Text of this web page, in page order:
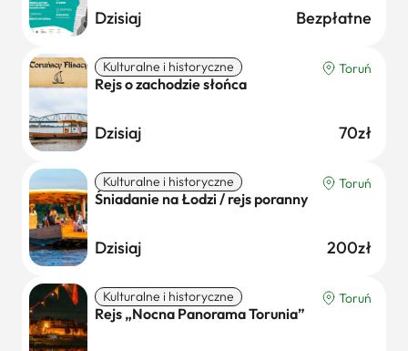
Dzisiaj Bezpłatne
Kulturalne i historyczne Toruń
Rejs o zachodzie słońca
Dzisiaj 70zł
Kulturalne i historyczne Toruń
Śniadanie na Łodzi / rejs poranny
Dzisiaj 200zł
Kulturalne i historyczne Toruń
Rejs „Nocna Panorama Torunia”